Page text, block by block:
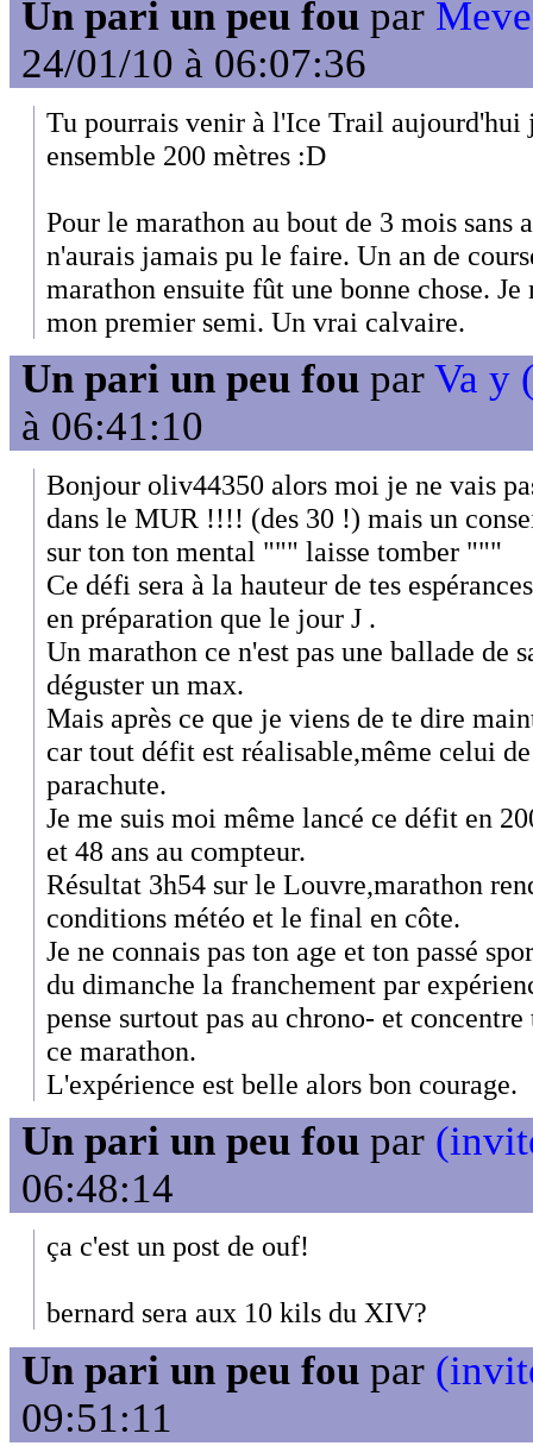
Un pari un peu fou par
24/01/10 à 06:07:36
Tu pourrais venir à l'Ice Trail aujourd'hui
ensemble 200 mètres :D
Pour le marathon au bout de 3 mois sans
n'aurais jamais pu le faire. Un an de
marathon ensuite fût une bonne chose.
mon premier semi. Un vrai calvaire.
Un pari un peu fou par Va y
à 06:41:10
Bonjour oliv44350 alors moi je ne vais
dans le MUR !!!! (des 30 !) mais un
sur ton ton mental """ laisse tomber """
Ce défi sera à la hauteur de tes
en préparation que le jour J .
Un marathon ce n'est pas une ballade de
déguster un max.
Mais après ce que je viens de te dire
car tout défit est réalisable,même celui
parachute.
Je me suis moi même lancé ce défit en
et 48 ans au compteur.
Résultat 3h54 sur le Louvre,marathon
conditions météo et le final en côte.
Je ne connais pas ton age et ton passé
du dimanche la franchement par
pense surtout pas au chrono- et
ce marathon.
L'expérience est belle alors bon courage.
Un pari un peu fou par
06:48:14
ça c'est un post de ouf!
bernard sera aux 10 kils du XIV?
Un pari un peu fou par
09:51:11